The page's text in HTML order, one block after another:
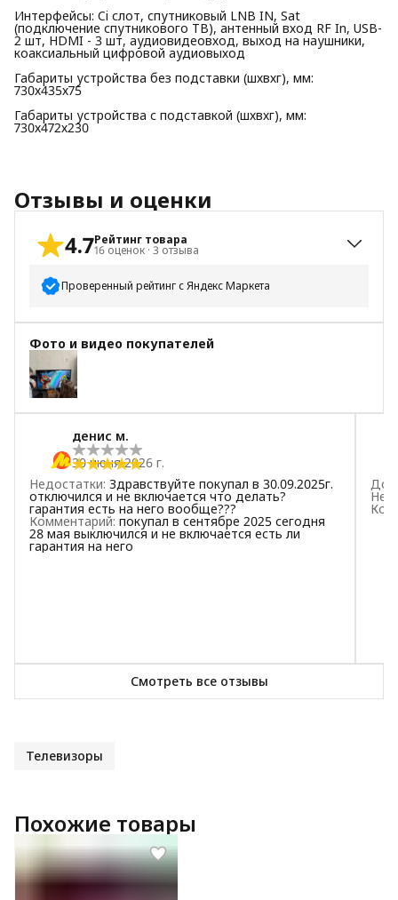
Интерфейсы: Ci слот, спутниковый LNB IN, Sat
(подключение спутникового ТВ), антенный вход RF In, USB-
2 шт, HDMI - 3 шт, аудиовидеовход, выход на наушники,
коаксиальный цифровой аудиовыход
Габариты устройства без подставки (шхвхг), мм:
730х435х75
Габариты устройства с подставкой (шхвхг), мм:
730х472х230
Отзывы и оценки
4.7Рейтинг товара
16 оценок · 3 отзыва
Проверенный рейтинг с Яндекс Маркета
5 звёзд
14
4 звезды
3 звезды
2 звезды
1 звезда 0
Фото и видео покупателей
денис м.
30 июня 2026 г.
Недостатки: Здравствуйте покупал в 30.09.2025г.
отключился и не включается что делать?
гарантия есть на него вообще???
Комментарий: покупал в сентябре 2025 сегодня
28 мая выключился и не включается есть ли
гарантия на него
Смотреть все отзывы
Телевизоры
Похожие товары